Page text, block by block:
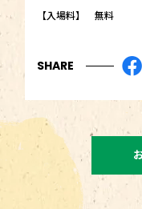
【入場料】 無料
SHARE